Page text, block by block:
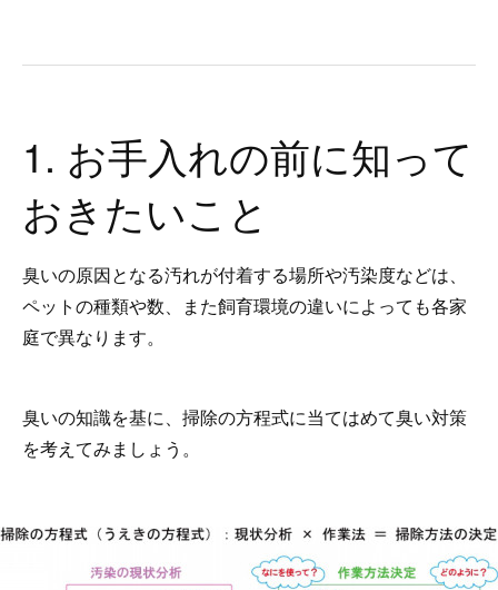
1. お手入れの前に知って
おきたいこと
臭いの原因となる汚れが付着する場所や汚染度などは、
ペットの種類や数、また飼育環境の違いによっても各家
庭で異なります。
臭いの知識を基に、掃除の方程式に当てはめて臭い対策
を考えてみましょう。